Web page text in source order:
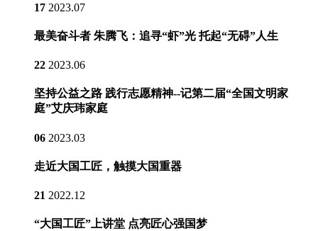
17 2023.07
最美奋斗者 朱腾飞：追寻“虾”光 托起“无碍”人生
22 2023.06
坚持公益之路 践行志愿精神--记第二届“全国文明家
庭”艾庆玮家庭
06 2023.03
走近大国工匠，触摸大国重器
21 2022.12
“大国工匠”上讲堂 点亮匠心强国梦